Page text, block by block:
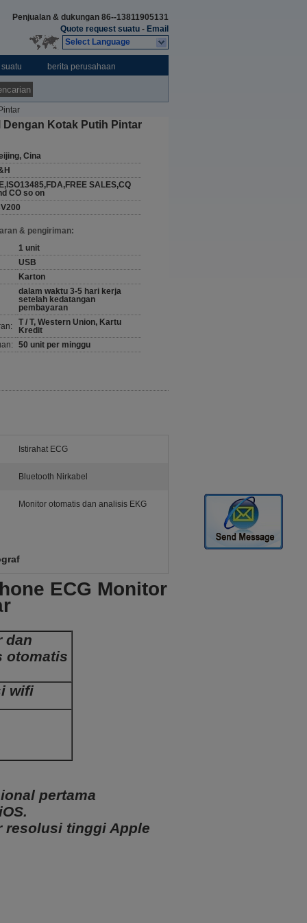
Penjualan & dukungan 86--13811905131
Quote request suatu - Email
Select Language
berita perusahaan
Kotak Putih Pintar
Cina
SALES,CQ
CO so on
& pengiriman:
1 unit
USB
Karton
dalam waktu 3-5 hari kerja
setelah kedatangan
pembayaran
T / T, Western Union, Kartu
Kredit
50 unit per minggu
Istirahat ECG
Bluetooth Nirkabel
Monitor otomatis dan analisis EKG
ECG Monitor
dan
otomatis
wifi
pertama
resolusi tinggi Apple